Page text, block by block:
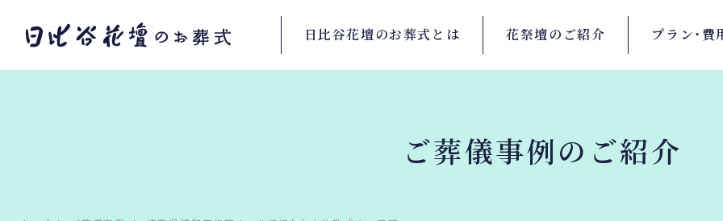
日比谷花壇のお葬式とは 花祭壇の ご紹介 プラン・ 費
ご葬儀事例のご紹介